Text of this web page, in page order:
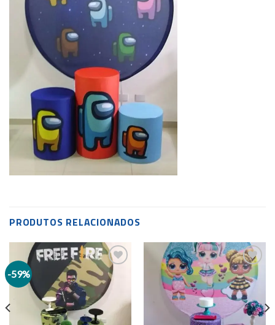
PRODUTOS RELACIONADOS
-59%
Add to
wishlist
Add to
wishlist